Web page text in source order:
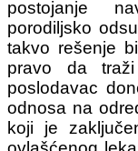
postojanje
porodiljsko
takvo rešenje
pravo da
poslodavac
odnosa na
koji je